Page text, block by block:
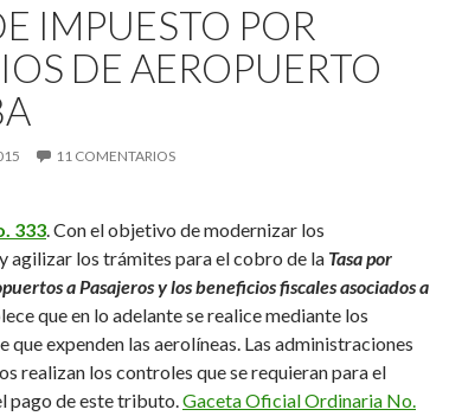
IMPUESTO POR
DE AEROPUERTO
11 COMENTARIOS
333. Con el objetivo de modernizar los
agilizar los trámites para el cobro de la Tasa por
a Pasajeros y los beneficios fiscales asociados a
que en lo adelante se realice mediante los
que expenden las aerolíneas. Las administraciones
realizan los contro­les que se requieran para el
pago de este tributo.Gaceta Oficial Ordinaria No.